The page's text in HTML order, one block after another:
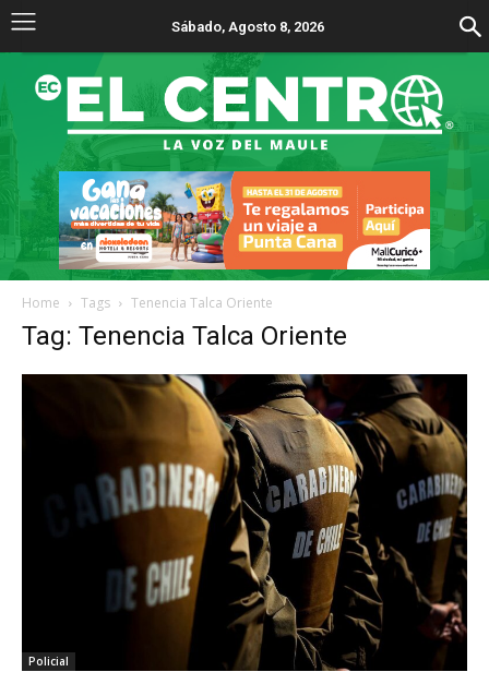
Sábado, Agosto 8, 2026
Home Tags Tenencia Talca Oriente
Tag: Tenencia Talca Oriente
Policial